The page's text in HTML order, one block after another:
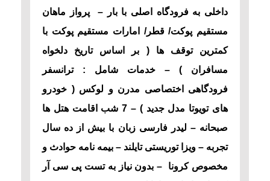
داخلی به فرودگاه اصلی با بار – پرواز ماهان
مستقیم پوکت/ قطر/ امارات مستقیم پوکت با
کمترین توقف ها ( بر اساس تاریخ دلخواه
مسافران ) – خدمات شامل : ترانسفر
فرودگاهی اختصاصی مدرن و لوکس ( خودرو
های تویوتا مدل جدید ) – 7 شب اقامت هتل ها
صبحانه – لیدر فارسی زبان با بیش از ده سال
تجربه – ویزا توریستی تایلند – بیمه نامه حوادث و
مخصوص کرونا – بدون نیاز به تست پی سی آر